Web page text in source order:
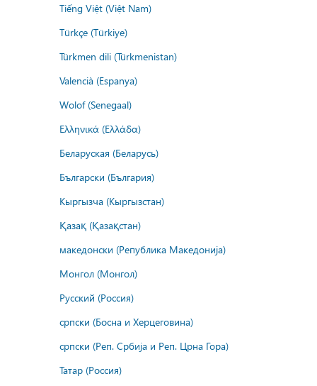
Tiếng Việt (Việt Nam)
Türkçe (Türkiye)
Türkmen dili (Türkmenistan)
Valencià (Espanya)
Wolof (Senegaal)
Ελληνικά (Ελλάδα)
Беларуская (Беларусь)
Български (България)
Кыргызча (Кыргызстан)
Қазақ (Қазақстан)
македонски (Република Македонија)
Монгол (Монгол)
Русский (Россия)
српски (Босна и Херцеговина)
српски (Реп. Србија и Реп. Црна Гора)
Татар (Россия)